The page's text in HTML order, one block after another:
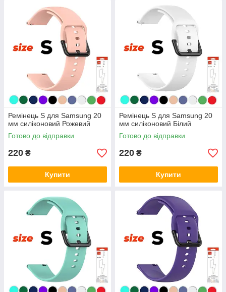
Ремінець S для Samsung 20
мм силіконовий Рожевий
Готово до відправки
220 ₴
Купити
Ремінець S для Samsung 20
мм силіконовий Білий
Готово до відправки
220 ₴
Купити